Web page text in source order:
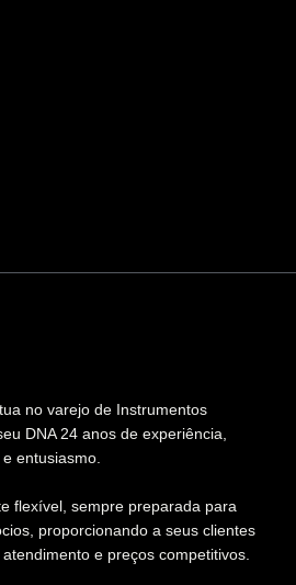
no varejo de Instrumentos
DNA 24 anos de experiência,
entusiasmo.
flexível, sempre preparada para
proporcionando a seus clientes
e preços competitivos.